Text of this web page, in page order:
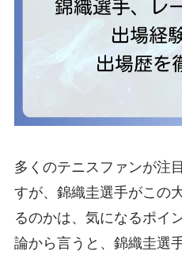
多くのテニスファンが注
すが、錦織圭選手がこの
るのかは、気になるポイ
論から言うと、錦織圭選